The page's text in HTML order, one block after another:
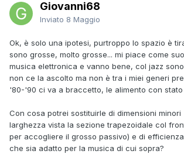
Giovanni68
Inviato 8 Maggio
Ok, è solo una ipotesi, purtroppo lo spazio è
sono grosse, molto grosse... mi piace come
musica elettronica e vanno bene, col jazz
non ce la ascolto ma non è tra i miei generi
'80-'90 ci va a braccetto, le alimento con stato
Con cosa potrei sostituirle di dimensioni minori
larghezza vista la sezione trapezoidale col
per accogliere il grosso passivo) e di
che sia adatto per la musica di cui sopra?